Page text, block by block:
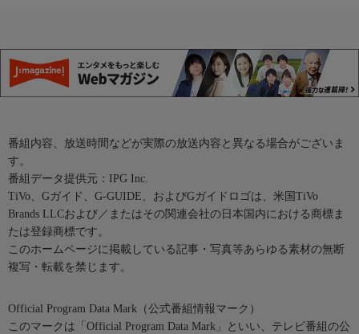
番組内容、放送時間などが実際の放送内容と異なる場合がございま
す。
番組データ提供元：IPG Inc.
TiVo、Gガイド、G-GUIDE、およびGガイドロゴは、米国TiVo
Brands LLCおよび／またはその関連会社の日本国内における商標ま
たは登録商標です。
このホームページに掲載している記事・写真等あらゆる素材の無断
複写・転載を禁じます。
Official Program Data Mark（公式番組情報マーク）
このマークは「Official Program Data Mark」といい、テレビ番組の公